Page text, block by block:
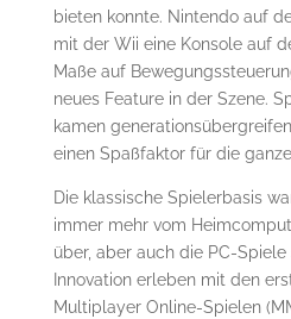
bieten konnte. Nintendo auf
mit der Wii eine Konsole auf
Maße auf
neues Feature in der Szene.
kamen
einen Spaßfaktor für die
Die klassische Spielerbasis
immer mehr vom
über, aber auch die PC-
Innovation erleben mit den
Multiplayer Online-Spielen